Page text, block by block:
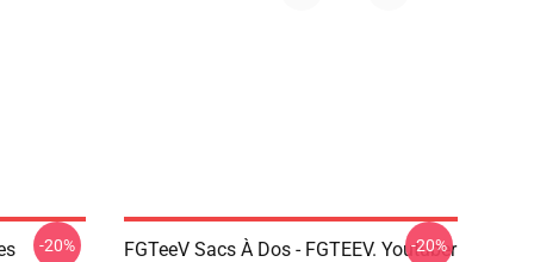
-20%
FGTeeV Sacs À Dos - FGTEEV. Youtuber
-20%